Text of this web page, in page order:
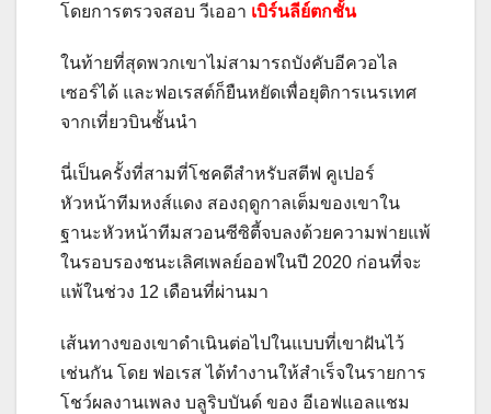
โดยการตรวจสอบ วีเออา เบิร์นลีย์ตกชั้น
ในท้ายที่สุดพวกเขาไม่สามารถบังคับอีควอไล
เซอร์ได้ และฟอเรสต์ก็ยืนหยัดเพื่อยุติการเนรเทศ
จากเที่ยวบินชั้นนำ
นี่เป็นครั้งที่สามที่โชคดีสำหรับสตีฟ คูเปอร์
หัวหน้าทีมหงส์แดง สองฤดูกาลเต็มของเขาใน
ฐานะหัวหน้าทีมสวอนซีซิตี้จบลงด้วยความพ่ายแพ้
ในรอบรองชนะเลิศเพลย์ออฟในปี 2020 ก่อนที่จะ
แพ้ในช่วง 12 เดือนที่ผ่านมา
เส้นทางของเขาดำเนินต่อไปในแบบที่เขาฝันไว้
เช่นกัน โดย ฟอเรส ได้ทำงานให้สำเร็จในรายการ
โชว์ผลงานเพลง บลูริบบันด์ ของ อีเอฟแอลแชม